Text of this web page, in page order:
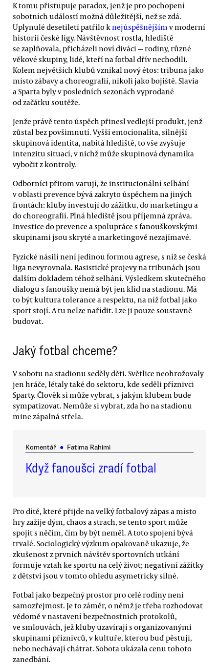
K tomu přistupuje paradox, jenž je pro pochopení
sobotních událostí možná důležitější, než se zdá.
Uplynulé desetiletí patřilo knejúspěšnějším v moderní
historii české ligy. Návštěvnost rostla, hlediště
se zaplňovala, přicházeli noví diváci — rodiny, různé
věkové skupiny, lidé, kteří na fotbal dřív nechodili.
Kolem největších klubů vznikal nový étos: tribuna jako
místo zábavy a choreografií, nikoli jako bojiště. Slavia
a Sparta byly v posledních sezonách vyprodané
od začátku soutěže.
Jenže právě tento úspěch přinesl vedlejší produkt, jenž
zůstal bez povšimnutí. Vyšší emocionalita, silnější
skupinová identita, nabitá hlediště, to vše zvyšuje
intenzitu situací, v nichž může skupinová dynamika
vybočit z kontroly.
Odborníci přitom varují, že institucionální selhání
v oblasti prevence bývá zakryto úspěchem na jiných
frontách: kluby investují do zážitku, do marketingu a
do choreografií. Plná hlediště jsou příjemná zpráva.
Investice do prevence a spolupráce s fanouškovskými
skupinami jsou skryté a marketingově nezajímavé.
Fyzické násilí není jedinou formou agrese, s níž se česká
liga nevyrovnala. Rasistické projevy na tribunách jsou
dalším dokladem téhož selhání. Výsledkem skutečného
dialogu s fanoušky nemá být jen klid na stadionu. Má
to být kultura tolerance a respektu, na níž fotbal jako
sport stojí. A tu nelze nařídit. Lze ji pouze soustavně
budovat.
Jaký fotbal chceme?
V sobotu na stadionu seděly děti. Světlice neohrožovaly
jen hráče, létaly také do sektoru, kde seděli příznivci
Sparty. Člověk si může vybrat, s jakým klubem bude
sympatizovat. Nemůže si vybrat, zda ho na stadionu
mine zápalná střela.
Komentář ● Fatima Rahimi
Když fanoušci zradí fotbal
Pro dítě, které přijde na velký fotbalový zápas a místo
hry zažije dým, chaos a strach, se tento sport může
spojit s něčím, čím by být neměl. A toto spojení bývá
trvalé. Sociologický výzkum opakovaně ukazuje, že
zkušenost z prvních návštěv sportovních utkání
formuje vztah ke sportu na celý život; negativní zážitky
z dětství jsou v tomto ohledu asymetricky silné.
Fotbal jako bezpečný prostor pro celé rodiny není
samozřejmost. Je to záměr, o němž je třeba rozhodovat
vědomě v nastavení bezpečnostních protokolů,
ve smlouvách, jež kluby uzavírají s organizovanými
skupinami příznivců, v kultuře, kterou buď pěstují,
nebo nechávají chátrat. Sobota ukázala cenu tohoto
zanedbání.